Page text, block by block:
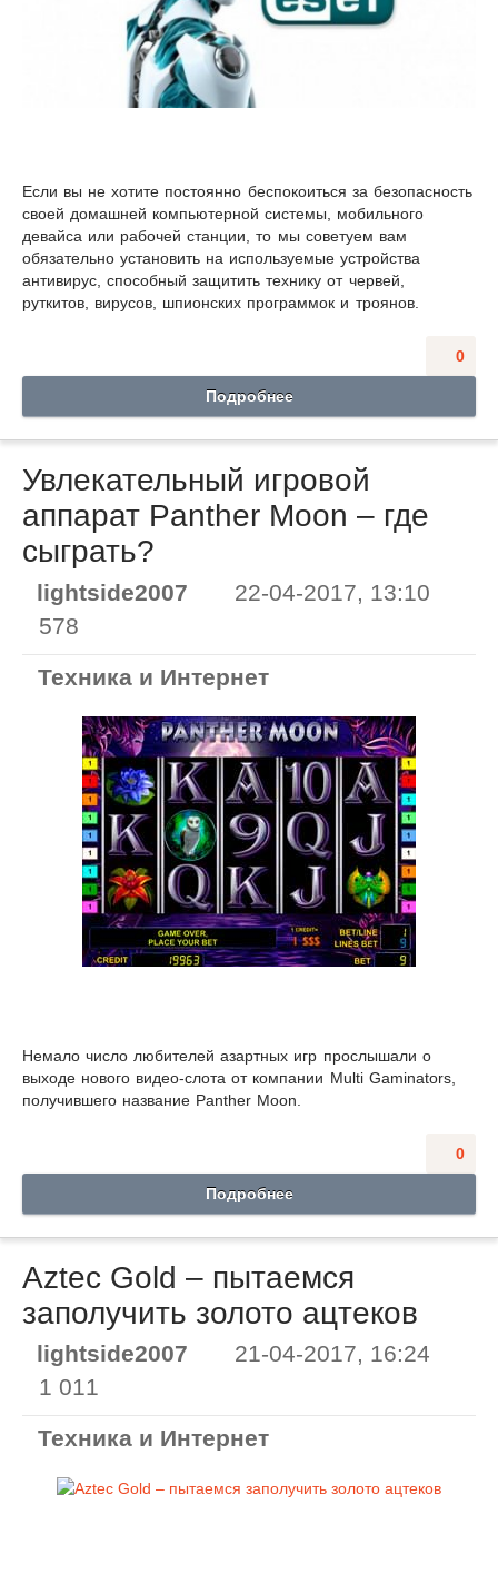
Если вы не хотите постоянно беспокоиться за безопасность
своей домашней компьютерной системы, мобильного
девайса или рабочей станции, то мы советуем вам
обязательно установить на используемые устройства
антивирус, способный защитить технику от червей,
руткитов, вирусов, шпионских программок и троянов.
0
Подробнее
Увлекательный игровой
аппарат Panther Moon – где
сыграть?
lightside2007
22-04-2017, 13:10
578
Техника и Интернет
Немало число любителей азартных игр прослышали о
выходе нового видео-слота от компании Multi Gaminators,
получившего название Panther Moon.
0
Подробнее
Aztec Gold – пытаемся
заполучить золото ацтеков
lightside2007
21-04-2017, 16:24
1 011
Техника и Интернет